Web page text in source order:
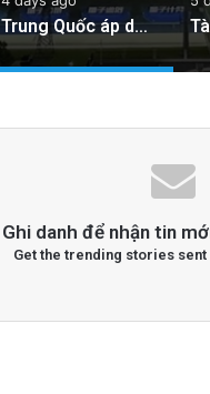
Trung Quốc áp dụng công nghệ lượng tử để ngăn chặn tình trạng mất điện diện rộng
Ghi danh để nhận tin
Get the trending stories